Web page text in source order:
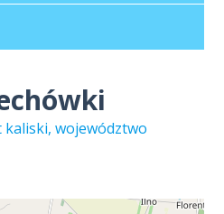
województwo